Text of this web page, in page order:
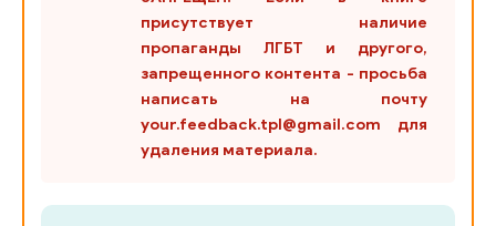
02-07 - Уинстон Черчилль - Глава 02. Серебряная
02-08 - Уинстон Черчилль - Глава 02. Серебряная
02-09 - Уинстон Черчилль - Глава 02. Серебряная
присутствует наличие
пропаганды ЛГБТ и другого,
запрещенного контента - просьба
написать на почту
your.feedback.tpl@gmail.com для
удаления материала.